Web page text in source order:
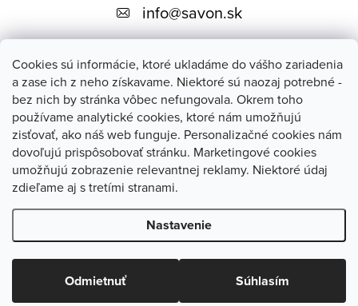
Cookies sú informácie, ktoré ukladáme do vášho zariadenia
a zase ich z neho získavame. Niektoré sú naozaj potrebné -
bez nich by stránka vôbec nefungovala. Okrem toho
používame analytické cookies, ktoré nám umožňujú
zisťovať, ako náš web funguje. Personalizačné cookies nám
dovoľujú prispôsobovať stránku. Marketingové cookies
umožňujú zobrazenie relevantnej reklamy. Niektoré údaj
zdieľame aj s tretími stranami.
Nastavenie
Odmietnuť Súhlasím
ä
Blog
info@savon.sk
savon.sk
Copyright 2026SAVON - prírodná kozmetika. Všetky práva
vyhradené.Upraviť nastavenie cookies